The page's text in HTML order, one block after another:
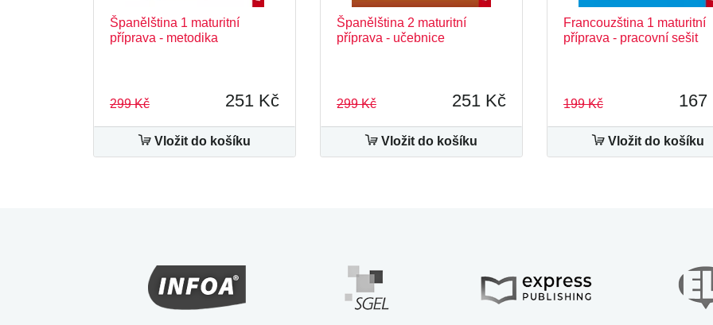
Španělština 1 maturitní
příprava - metodika
299 Kč 251 Kč
Vložit do košíku
Španělština 2 maturitní
příprava - učebnice
299 Kč 251 Kč
Vložit do košíku
Francouzština 1 maturitní
příprava - pracovní sešit
199 Kč 167
Vložit do košíku